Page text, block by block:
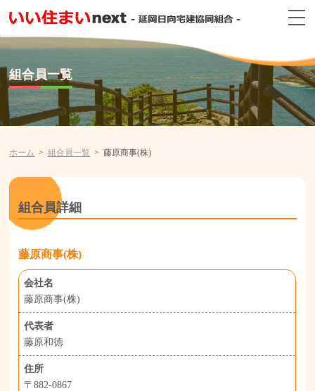
組合員一覧
ホーム 組合員一覧 藤原商事(株)
組合員詳細
藤原商事(株)
会社名
藤原商事(株)
代表者
藤原和徳
住所
〒882-0867